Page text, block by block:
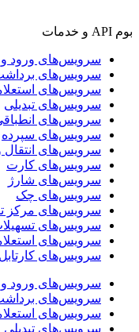
بوم API و خدمات
سرویس‌های ورود و
سرویس‌های
سرویس‌های
سرویس‌های تبدیلی
سرویس‌های
سرویس‌های سپرده
سرویس‌های انتقال
سرویس‌های کارت
سرویس‌های شارژ
سرویس‌های چک
سرویس‌های مرکز
سرویس‌های
سرویس‌های
سرویس‌های کارتابل
سرویس‌های ورود و
سرویس‌های
سرویس‌های
سرویس‌های تبدیلی